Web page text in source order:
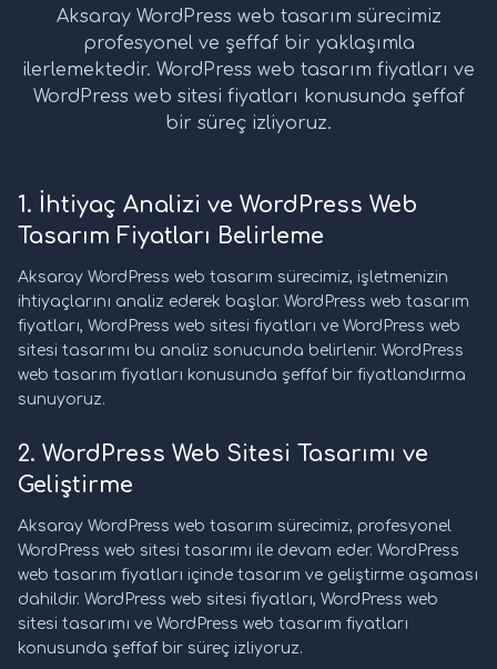
Aksaray WordPress web tasarım sürecimiz
profesyonel ve şeffaf bir yaklaşımla
ilerlemektedir. WordPress web tasarım fiyatları ve
WordPress web sitesi fiyatları konusunda şeffaf
bir süreç izliyoruz.
1. İhtiyaç Analizi ve WordPress Web
Tasarım Fiyatları Belirleme
Aksaray WordPress web tasarım sürecimiz, işletmenizin
ihtiyaçlarını analiz ederek başlar. WordPress web tasarım
fiyatları, WordPress web sitesi fiyatları ve WordPress web
sitesi tasarımı bu analiz sonucunda belirlenir. WordPress
web tasarım fiyatları konusunda şeffaf bir fiyatlandırma
sunuyoruz.
2. WordPress Web Sitesi Tasarımı ve
Geliştirme
Aksaray WordPress web tasarım sürecimiz, profesyonel
WordPress web sitesi tasarımı ile devam eder. WordPress
web tasarım fiyatları içinde tasarım ve geliştirme aşaması
dahildir. WordPress web sitesi fiyatları, WordPress web
sitesi tasarımı ve WordPress web tasarım fiyatları
konusunda şeffaf bir süreç izliyoruz.